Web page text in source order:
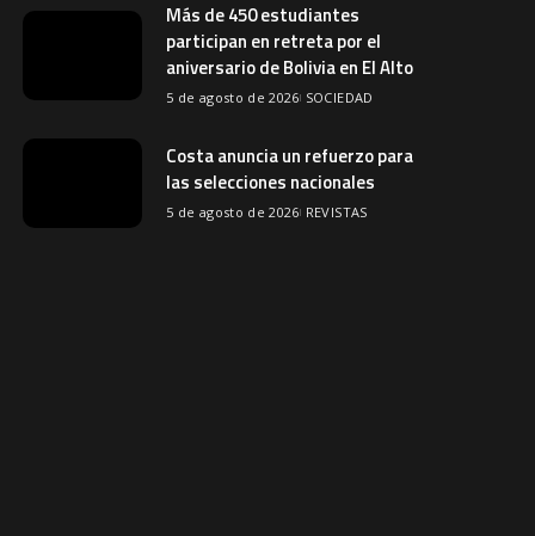
Más de 450 estudiantes
participan en retreta por el
aniversario de Bolivia en El Alto
5 de agosto de 2026 SOCIEDAD
Costa anuncia un refuerzo para
las selecciones nacionales
5 de agosto de 2026 REVISTAS